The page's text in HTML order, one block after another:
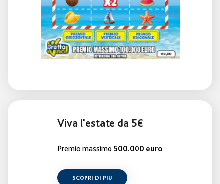
Viva l'estate da 5€
Premio massimo 500.000 euro
SCOPRI DI PIÙ